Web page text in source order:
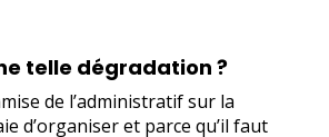
telle dégradation ?
de l’administratif sur la
d’organiser et parce qu’il faut